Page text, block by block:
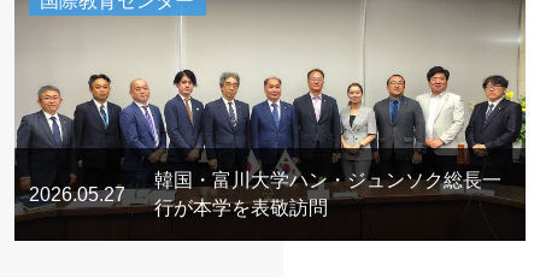
2026.05.27
韓国・富川大学ハン・ジュンソク総長一
行が本学を表敬訪問